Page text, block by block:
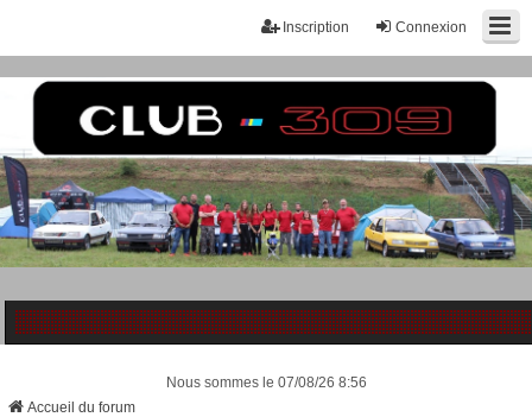
Connexion
Inscription
Nous sommes le 07/08/26 8:56
Accueil du forum